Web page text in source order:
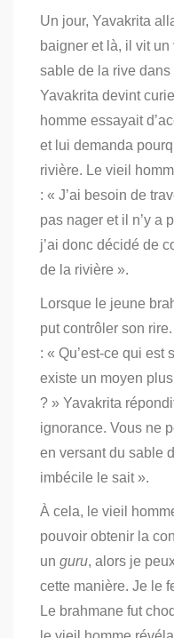
Un jour, Yavakrita
baigner et là, il vit
sable de la rive
Yavakrita devint
homme essayait
et lui demanda
rivière. Le vieil
: « J’ai besoin de
pas nager et il n’y a
j’ai donc décidé de
de la rivière ».
Lorsque le jeune
put contrôler son
: « Qu’est-ce qui est
existe un moyen
? » Yavakrita
ignorance. Vous ne
en versant du sable
imbécile le sait ».
À cela, le vieil
pouvoir obtenir la
un guru, alors je
cette manière. Je le
Le brahmane fut